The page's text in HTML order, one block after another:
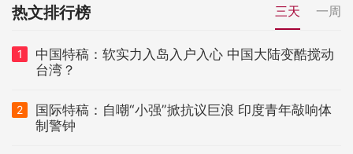
热文排行榜 三天 一周
1
中国特稿：软实力入岛入户入心 中国大陆变酷搅动
台湾？
2
国际特稿：自嘲“小强”掀抗议巨浪 印度青年敲响体
制警钟